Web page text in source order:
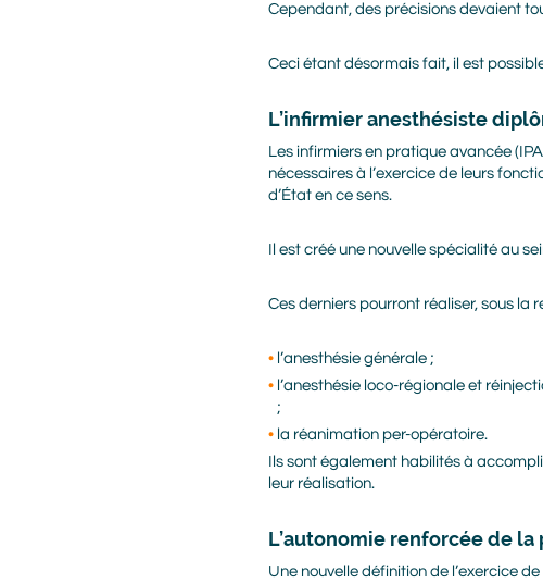
Cependant, des précisions devaient
Ceci étant désormais fait, il est
L’infirmier anesthésiste
Les infirmiers en pratique avancée
nécessaires à l’exercice de leurs
d’État en ce sens.
Il est créé une nouvelle spécialité au
Ces derniers pourront réaliser, sous la
l’anesthésie générale ;
l’anesthésie loco-régionale et
;
la réanimation per-opératoire.
Ils sont également habilités à
leur réalisation.
L’autonomie renforcée de la
Une nouvelle définition de l’exercice